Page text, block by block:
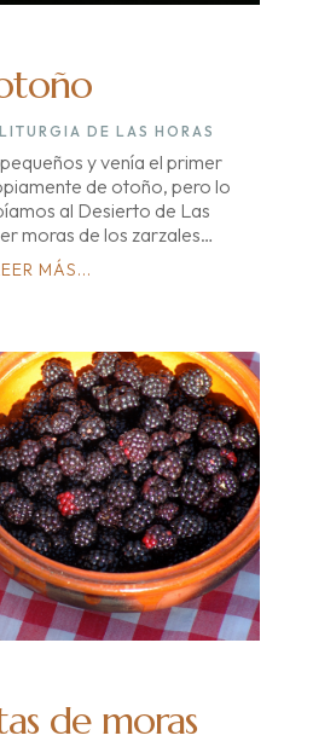
LITURGIA DE LAS HORAS
y venía el primer
de otoño, pero lo
al Desierto de Las
moras de los zarzales…
MÁS...
de moras